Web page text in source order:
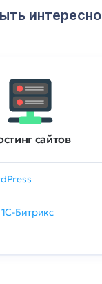
интересно
сайтов
Битрикс